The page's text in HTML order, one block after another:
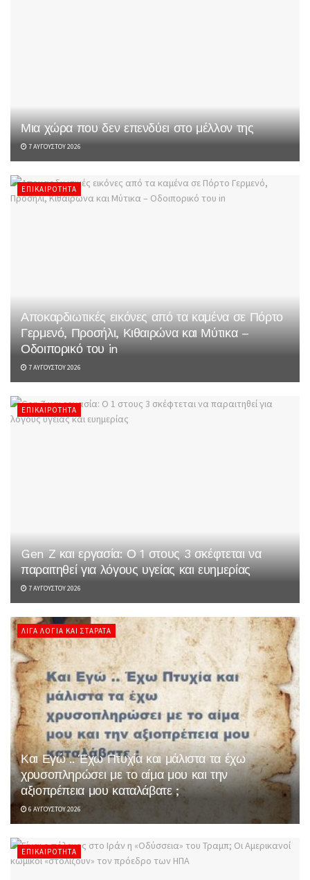
Μια χώρα που δεν επενδύει στο μέλλον της
7 ΑΥΓΟΎΣΤΟΥ 2026
ΕΠΙΚΑΙΡΌΤΗΤΑ
Αποκαρδιωτικές εικόνες από τα καμένα σε Πόρτο
Γερμενό, Προσήλι, Κιθαιρώνα και Μύτικα –
Οδοιπορικό του in
7 ΑΥΓΟΎΣΤΟΥ 2026
ΕΠΙΚΑΙΡΌΤΗΤΑ
Gen Z και εργασία: Ο 1 στους 3 σκέφτεται να
παραιτηθεί για λόγους υγείας και ευημερίας
7 ΑΥΓΟΎΣΤΟΥ 2026
ΛΊΓΑ ΛΌΓΙΑ ΚΑΙ ΣΤΑΡΆΤΑ
Και Εγώ .. Έχω Πτυχία και μάλιστα τα έχω
χρυσοπληρώσει με το αίμα μου και την
αξιοπρέπεια μου καταλάβατε ;
6 ΑΥΓΟΎΣΤΟΥ 2026
ΕΠΙΚΑΙΡΌΤΗΤΑ